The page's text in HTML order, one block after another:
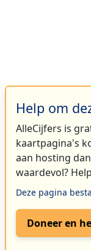
Help om
AlleCijfers is
kaartpagina's
aan hosting
waardevol?
Deze pagina
Doneer en